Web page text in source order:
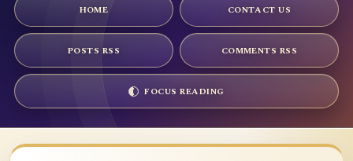
HOME CONTACT US
POSTS RSS COMMENTS RSS
FOCUS READING